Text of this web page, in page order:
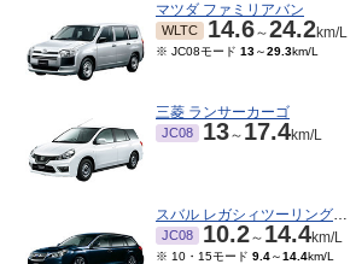
マツダ ファミリアバン
WLTC 14.6～24.2km/L
※ JC08モード 13～29.3km/L
三菱 ランサーカーゴ
JC08 13～ 17.4km/L
スバル レガシィツーリングワゴン
JC08 10.2～ 14.4km/L
※ 10・15モード 9.4～14.4km/L